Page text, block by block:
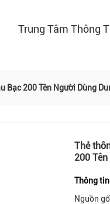
Trung Tâm Thông
Bạc 200 Tên Người Dùng
Thẻ
200
Thông
Nguồn